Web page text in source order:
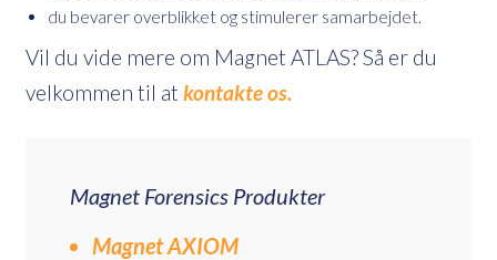
du bevarer overblikket og stimulerer samarbejdet.
Vil du vide mere om Magnet ATLAS? Så er du
velkommen til at kontakte os.
Magnet Forensics Produkter
Magnet AXIOM